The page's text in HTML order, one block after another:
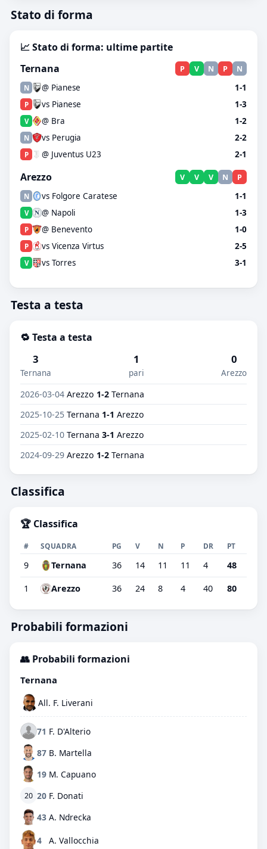
Stato di forma
📈 Stato di forma: ultime partite
Ternana
P V N P N
N @ Pianese 1-1
P vs Pianese 1-3
V @ Bra 1-2
N vs Perugia 2-2
P @ Juventus U23 2-1
Arezzo V V V N P
N vs Folgore Caratese 1-1
V @ Napoli 1-3
P @ Benevento 1-0
P vs Vicenza Virtus 2-5
V vs Torres 3-1
Testa a testa
🔁 Testa a testa
3
Ternana
1
pari
0
Arezzo
2026-03-04 Arezzo 1-2 Ternana
2025-10-25 Ternana 1-1 Arezzo
2025-02-10 Ternana 3-1 Arezzo
2024-09-29 Arezzo 1-2 Ternana
Classifica
🏆 Classifica
# SQUADRA PG V N P DR PT
9 Ternana 36 14 11 11 4 48
1 Arezzo 36 24 8 4 40 80
Probabili formazioni
👥 Probabili formazioni
Ternana
All. F. Liverani
71 F. D'Alterio
87 B. Martella
19 M. Capuano
20 20 F. Donati
43 A. Ndrecka
4 A. Vallocchia